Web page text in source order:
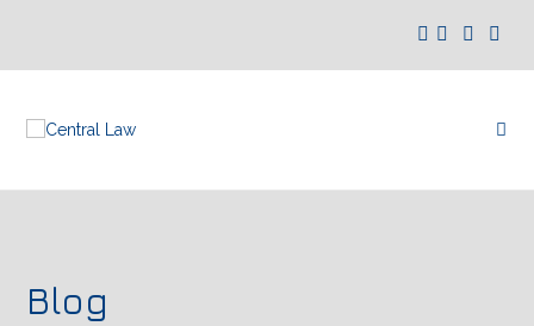
Blog